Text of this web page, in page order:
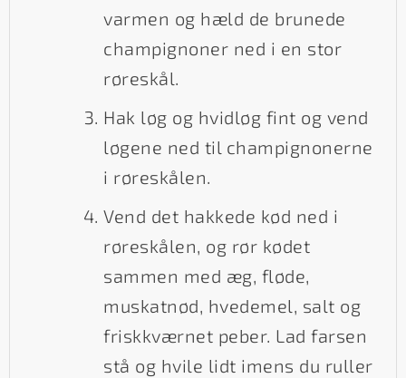
varmen og hæld de brunede
champignoner ned i en stor
røreskål.
Hak løg og hvidløg fint og vend
løgene ned til champignonerne
i røreskålen.
Vend det hakkede kød ned i
røreskålen, og rør kødet
sammen med æg, fløde,
muskatnød, hvedemel, salt og
friskkværnet peber. Lad farsen
stå og hvile lidt imens du ruller